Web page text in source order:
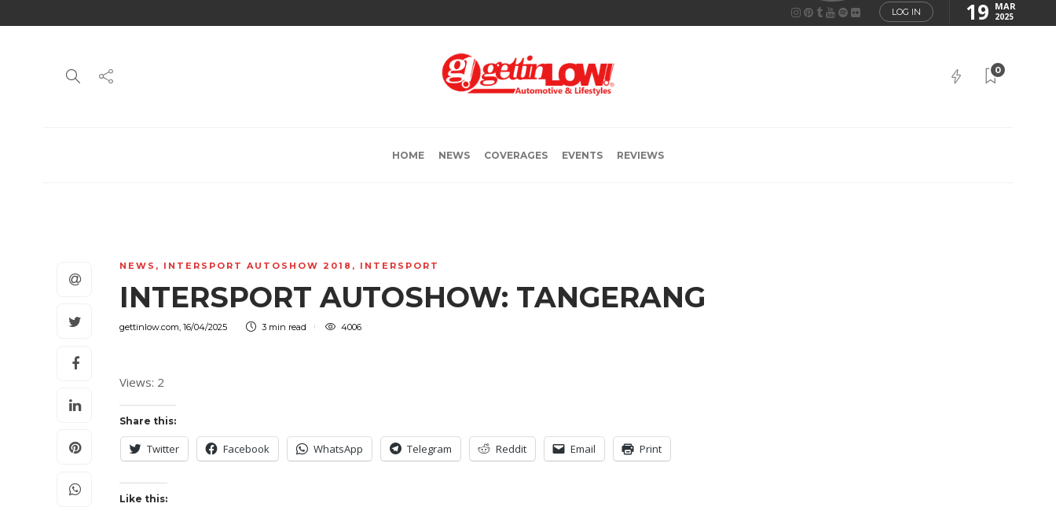
LOG IN 19 MAR
2025
0
HOME NEWS COVERAGES EVENTS REVIEWS
NEWS , INTERSPORT AUTOSHOW 2018 , INTERSPORT
INTERSPORT AUTOSHOW: TANGERANG
gettinlow.com, 16/04/2025 3 min read 4006
Views: 2
Share this:
Twitter Facebook WhatsApp Telegram Reddit Email Print
Like this: